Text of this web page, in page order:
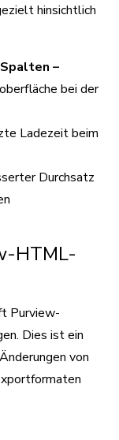
hinsichtlich
–
bei der
Ladezeit beim
Durchsatz
HTML-
Purview-
Dies ist ein
von